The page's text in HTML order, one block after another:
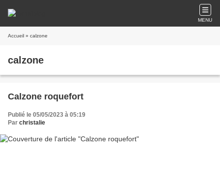
MENU
Accueil » calzone
calzone
Calzone roquefort
Publié le 05/05/2023 à 05:19
Par christalie